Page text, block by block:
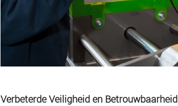
Verbeterde Veiligheid en Betrouwbaarheid